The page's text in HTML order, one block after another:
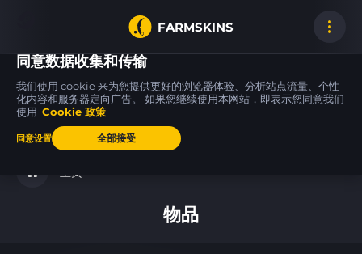
FARMSKINS
2
Five-SeveN
主页
物品
同意数据收集和传输
我们使用 cookie 来为您提供更好的浏览器体验、分析站点流量、个性
化内容和服务器定向广告。 如果您继续使用本网站，即表示您同意我们
使用 Cookie 政策
同意设置 全部接受